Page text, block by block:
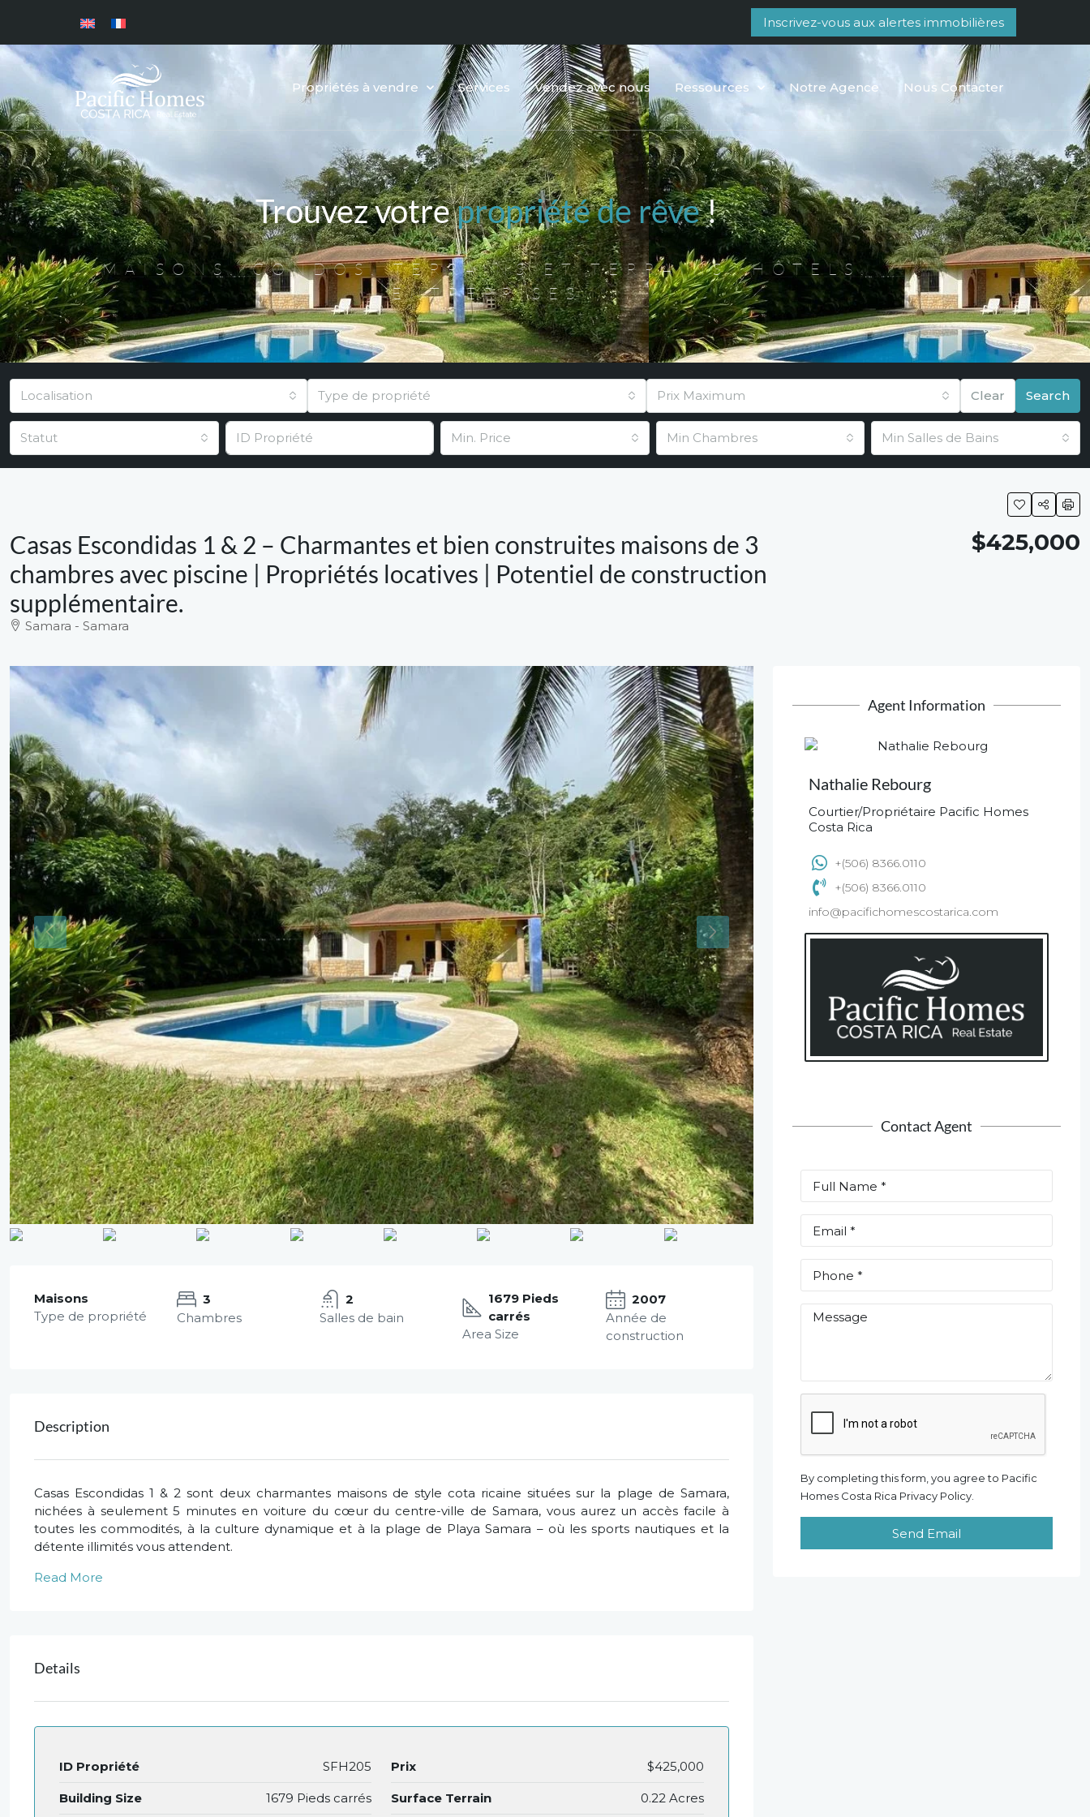
Inscrivez-vous aux alertes immobilières
Propriétés à vendre Services Vendez avec nous Ressources Notre Agence Nous Contacter
Trouvez votrepropriété de rêve!
MAISONS, CONDOS, TERRAINS ET TERRAINS, HÔTELS,
ENTREPRISES
Localisation Type de propriété Prix Maximum Clear Search
Statut Min. Price Min Chambres Min Salles de Bains
Casas Escondidas 1 & 2 – Charmantes et bien construites maisons de 3
chambres avec piscine | Propriétés locatives | Potentiel de construction
supplémentaire.
Samara - Samara
$425,000
Maisons
Type de propriété
3
Chambres
2
Salles de bain
1679 Pieds
carrés
Area Size
2007
Année de
construction
Description
Casas Escondidas 1 & 2 sont deux charmantes maisons de style cota ricaine situées sur la plage de Samara,
nichées à seulement 5 minutes en voiture du cœur du centre-ville de Samara, vous aurez un accès facile à
toutes les commodités, à la culture dynamique et à la plage de Playa Samara – où les sports nautiques et la
détente illimités vous attendent.
Read More
Details
ID Propriété SFH205 Prix $425,000
Building Size 1679 Pieds carrés Surface Terrain 0.22 Acres
Agent Information
Nathalie Rebourg
Courtier/Propriétaire Pacific Homes
Costa Rica
+(506) 8366.0110
+(506) 8366.0110
info@pacifichomescostarica.com
Contact Agent
By completing this form, you agree to Pacific
Homes Costa Rica Privacy Policy.
Send Email